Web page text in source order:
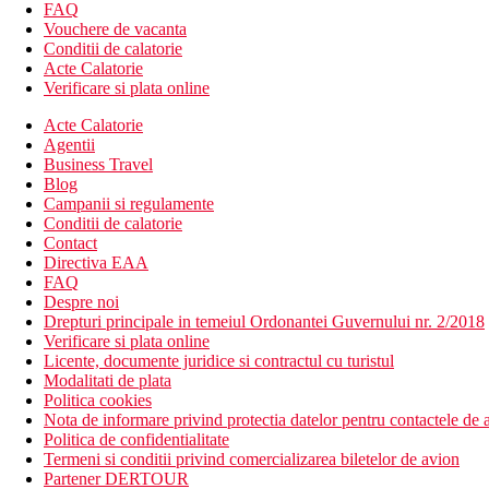
sezlonguri si umbrele contra cost
Activitati sportive contra cost
biliard
darts, golf (13 km)
Mese incluse
All Inclusive
Restaurant principal: 07.30–10.00 mic dejun tip bufet,
local, la robinet)
Bar: 11.00-23.00
Bar la piscina: 11:00 a.m.-6:00 p.m
In locurile desemnate de hotel: 11.00-18.00 bauturi
Va rugam sa retineti: orele si locurile de serviciu de mai
Distanţe
1 km
Centrul orasului
50 m
Magazine
FAQ
Vouchere de vacanta
Conditii de calatorie
Acte Calatorie
Verificare si plata online
Acte Calatorie
Agentii
Business Travel
Blog
Campanii si regulamente
Conditii de calatorie
Contact
Directiva EAA
FAQ
Despre noi
Drepturi principale in temeiul Ordonantei Guvernului nr. 2/2018
Verificare si plata online
Licente, documente juridice si contractul cu turistul
Modalitati de plata
Politica cookies
Nota de informare privind protectia datelor pentru contactele de
Politica de confidentialitate
Termeni si conditii privind comercializarea biletelor de avion
Partener DERTOUR